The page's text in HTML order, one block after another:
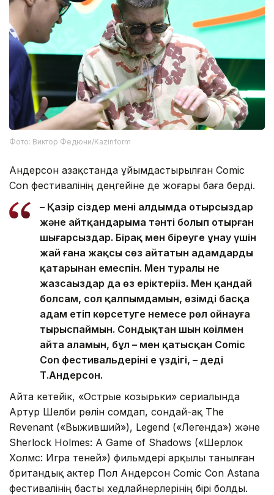
Фото: Виктор Федюни/Kazinform
Андерсон Қазақстанда ұйымдастырылған Comic
Con фестивалінің деңгейіне де жоғары баға берді.
– Қазір сіздер менің алдымда отырсыздар
және айтқандарыма тәнті болып отырған
шығарсыздар. Бірақ мен біреуге ұнау үшін
жай ғана жақсы сөз айтатын адамдардың
қатарынан емеспін. Мен туралы не
жазсаңыздар да өз еріктеріңіз. Мен қандай
болсам, сол қалпымдамын, өзімді басқа
адам етіп көрсетуге немесе рөл ойнауға
тырыспаймын. Сондықтан шын көңілмен
айта аламын, бұл – мен қатысқан Comic
Con фестивальдерінің ең үздігі, – деді
Т.Андерсон.
Айта кетейік, «Острые козырьки» сериалында
Артур Шелби рөлін сомдап, сондай-ақ The
Revenant («Выживший»), Legend («Легенда») және
Sherlock Holmes: A Game of Shadows («Шерлок
Холмс: Игра теней») фильмдері арқылы танылған
британдық актер Пол Андерсон Comic Con Astana
фестивалінің басты хедлайнерлерінің бірі болды.